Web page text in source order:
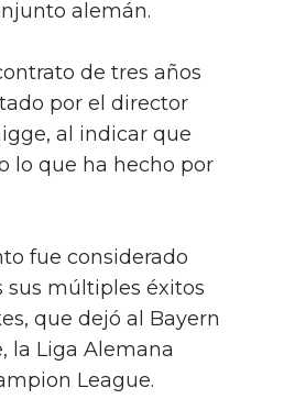
alemán.
de tres años
por el director
al indicar que
lo que ha hecho por
fue considerado
múltiples éxitos
que dejó al Bayern
la Liga Alemana
League.